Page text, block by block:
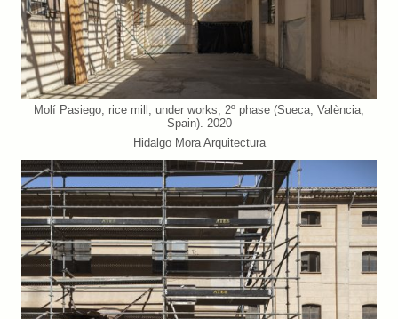
Molí Pasiego, rice mill, under works, 2º phase (Sueca, València,
Spain). 2020
Hidalgo Mora Arquitectura